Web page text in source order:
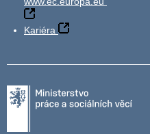
Kariéra